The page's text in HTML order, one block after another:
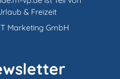
& Freizeit
Marketing GmbH